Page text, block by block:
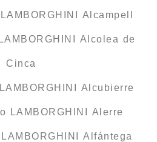
Alcampell
Alcolea de
Cinca
Alcubierre
LAMBORGHINI Alerre
Alfántega